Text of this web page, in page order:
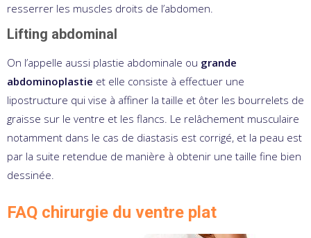
resserrer les muscles droits de l’abdomen.
Lifting abdominal
On l’appelle aussi plastie abdominale ou grande
abdominoplastie et elle consiste à effectuer une
lipostructure qui vise à affiner la taille et ôter les bourrelets de
graisse sur le ventre et les flancs. Le relâchement musculaire
notamment dans le cas de diastasis est corrigé, et la peau est
par la suite retendue de manière à obtenir une taille fine bien
dessinée.
FAQ chirurgie du ventre plat